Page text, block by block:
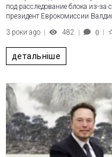
под расследование блока из-
президент Еврокомиссии
3 роки ago
482 0
детальніше